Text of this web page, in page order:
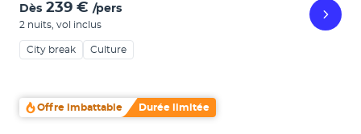
Dès 239 € /pers
2 nuits vol inclus
City break Culture
Offre imbattable Durée limitée